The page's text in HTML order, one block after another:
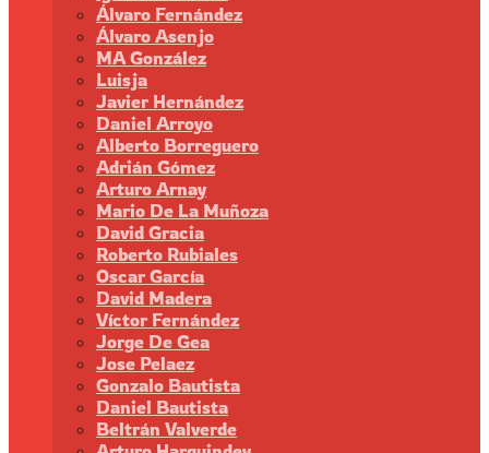
Álvaro Fernández
Álvaro Asenjo
MA González
Luisja
Javier Hernández
Daniel Arroyo
Alberto Borreguero
Adrián Gómez
Arturo Arnay
Mario De La Muñoza
David Gracia
Roberto Rubiales
Oscar García
David Madera
Víctor Fernández
Jorge De Gea
Jose Pelaez
Gonzalo Bautista
Daniel Bautista
Beltrán Valverde